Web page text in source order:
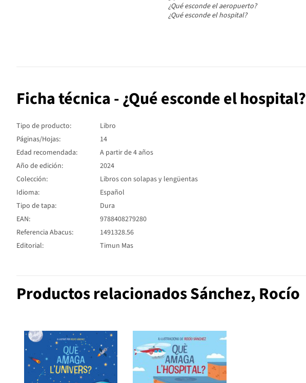
¿Qué esconde el aeropuerto?
¿Qué esconde el hospital?
Ficha técnica - ¿Qué esconde el hospital?
Tipo de producto:
Libro
Páginas/Hojas:
14
Edad recomendada:
A partir de 4 años
Año de edición:
2024
Colección:
Libros con solapas y lengüentas
Idioma:
Español
Tipo de tapa:
Dura
EAN:
9788408279280
Referencia Abacus:
1491328.56
Editorial:
Timun Mas
Productos relacionados Sánchez, Rocío